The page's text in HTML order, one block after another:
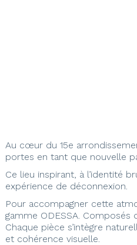
Au cœur du 15e
portes en tant que nouvelle
Ce lieu inspirant, à l’identité
expérience de déconnexion.
Pour accompagner cette
gamme ODESSA.
Chaque pièce s’intègre
et cohérence visuelle.